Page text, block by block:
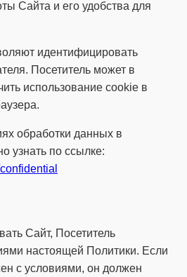
Сайта и его удобства для
идентифицировать
Посетитель может в
использование cookie в
обработки данных в
узнать по ссылке:
Сайт, Посетитель
настоящей Политики. Если
с условиями, он должен